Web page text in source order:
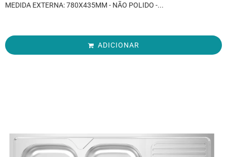
MEDIDA EXTERNA: 780X435MM - NÃO POLIDO -...
ADICIONAR